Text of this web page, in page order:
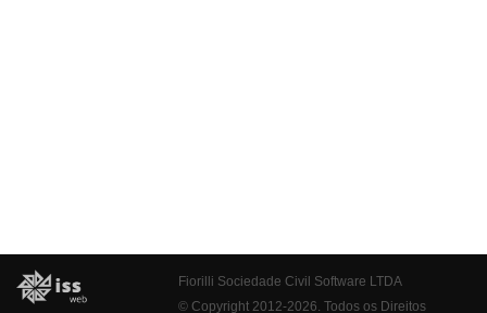
Fiorilli Sociedade Civil Software LTDA
© Copyright 2012-2026. Todos os Direitos